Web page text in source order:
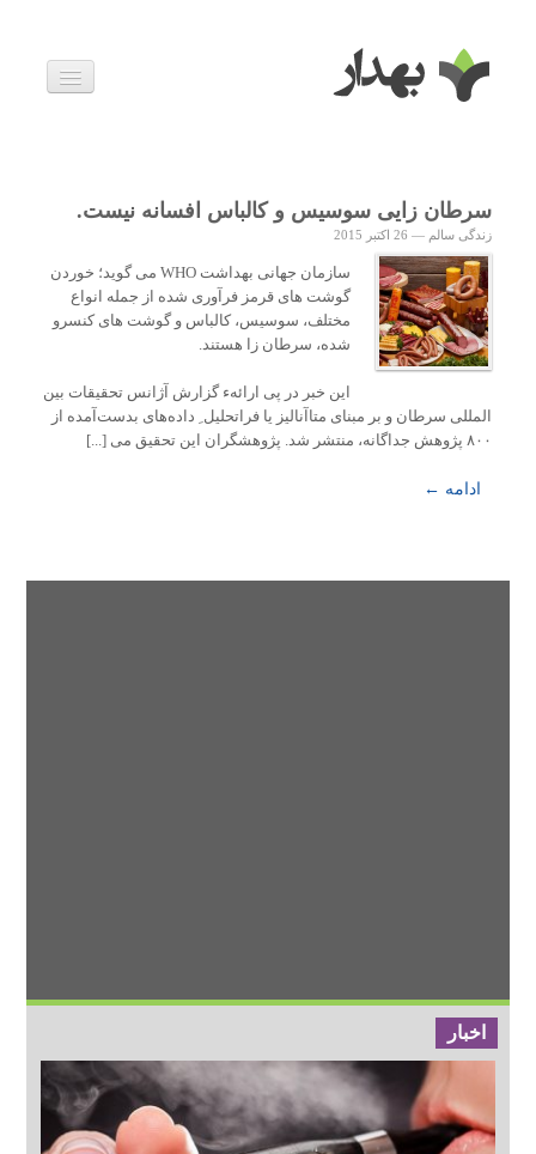
زندگی سالم
خانواده و بارداری
درباره ما
سرطان زایی سوسیس و کالباس افسانه نیست.
زندگی سالم — 26 اکتبر 2015
سازمان جهانی بهداشت WHO می گوید؛ خوردن
گوشت های قرمز فرآوری شده از جمله انواع
مختلف، سوسیس، کالباس و گوشت های کنسرو
شده، سرطان زا هستند.
این خبر در پی ارائهء گزارش آژانس تحقیقات بین
المللی سرطان و بر مبنای متاآنالیز یا فراتحلیل ِ داده‌های بدست‌آمده از
۸۰۰ پژوهش جداگانه، منتشر شد. پژوهشگران این تحقیق می [...]
ادامه ←
اخبار